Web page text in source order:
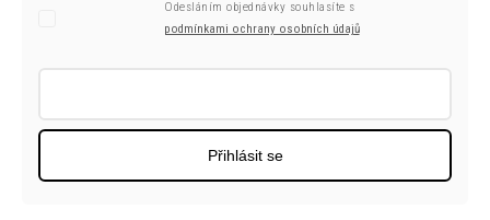
Odesláním objednávky souhlasíte s
podmínkami ochrany osobních údajů
Přihlásit se